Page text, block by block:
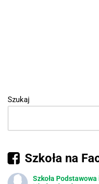
Szukaj
Szkoła na
Szkoła